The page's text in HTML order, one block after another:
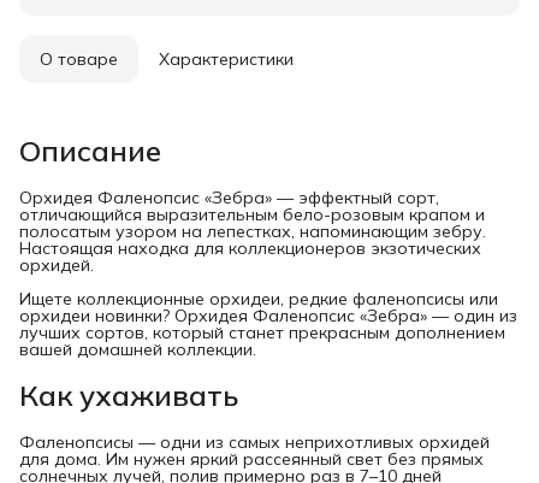
О товаре Характеристики
Описание
Орхидея Фаленопсис «Зебра» — эффектный сорт,
отличающийся выразительным бело-розовым крапом и
полосатым узором на лепестках, напоминающим зебру.
Настоящая находка для коллекционеров экзотических
орхидей.
Ищете коллекционные орхидеи, редкие фаленопсисы или
орхидеи новинки? Орхидея Фаленопсис «Зебра» — один из
лучших сортов, который станет прекрасным дополнением
вашей домашней коллекции.
Как ухаживать
Фаленопсисы — одни из самых неприхотливых орхидей
для дома. Им нужен яркий рассеянный свет без прямых
солнечных лучей, полив примерно раз в 7–10 дней